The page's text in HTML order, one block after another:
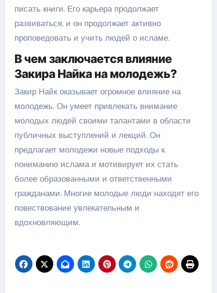
писать книги. Его карьера продолжает
развиваться, и он продолжает активно
проповедовать и учить людей о исламе.
В чем заключается влияние
Закира Найка на молодежь?
Закир Найк оказывает огромное влияние на
молодежь. Он умеет привлекать внимание
молодых людей своими талантами в области
публичных выступлений и лекций. Он
предлагает молодежи новые подходы к
пониманию ислама и мотивирует их стать
более образованными и ответственными
гражданами. Многие молодые люди находят его
повествование увлекательным и
вдохновляющим.